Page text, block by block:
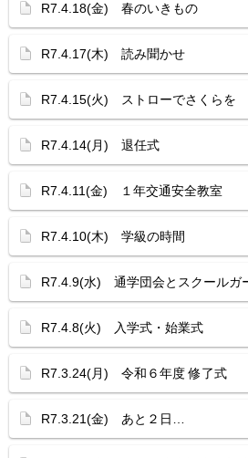
R7.4.18(金) 春のいきもの
R7.4.17(木) 読み聞かせ
R7.4.15(火) ストローでさくらを
R7.4.14(月) 退任式
R7.4.11(金) １年交通安全教室
R7.4.10(木) 学級の時間
R7.4.9(水) 通学団会とスクールガ
R7.4.8(火) 入学式・始業式
R7.3.24(月) 令和６年度 修了式
R7.3.21(金) あと２日…